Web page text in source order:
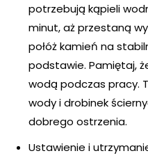
potrzebują kąpieli
minut, aż przestaną
połóż kamień na
podstawie. Pamiętaj,
wodą podczas pracy.
wody i drobinek
dobrego ostrzenia.
Ustawienie i